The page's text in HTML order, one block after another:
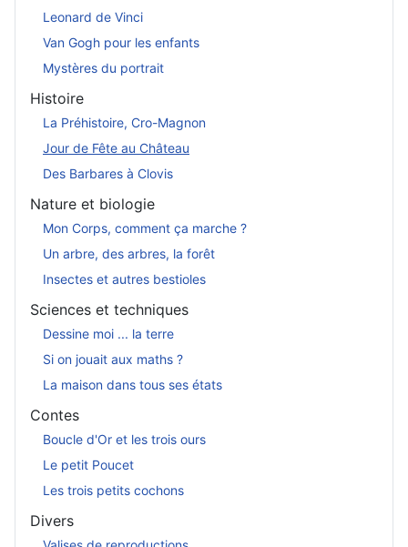
Leonard de Vinci
Van Gogh pour les enfants
Mystères du portrait
Histoire
La Préhistoire, Cro-Magnon
Jour de Fête au Château
Des Barbares à Clovis
Nature et biologie
Mon Corps, comment ça marche ?
Un arbre, des arbres, la forêt
Insectes et autres bestioles
Sciences et techniques
Dessine moi ... la terre
Si on jouait aux maths ?
La maison dans tous ses états
Contes
Boucle d'Or et les trois ours
Le petit Poucet
Les trois petits cochons
Divers